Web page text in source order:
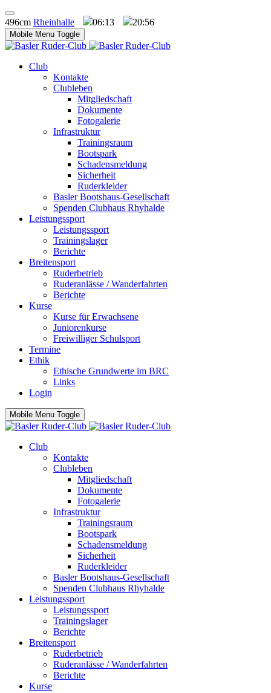
496cm Rheinhalle 06:13 20:56
Mobile Menu Toggle
Club
Kontakte
Clubleben
Mitgliedschaft
Dokumente
Fotogalerie
Infrastruktur
Trainingsraum
Bootspark
Schadensmeldung
Sicherheit
Ruderkleider
Basler Bootshaus-Gesellschaft
Spenden Clubhaus Rhyhalde
Leistungssport
Leistungssport
Trainingslager
Berichte
Breitensport
Ruderbetrieb
Ruderanlässe / Wanderfahrten
Berichte
Kurse
Kurse für Erwachsene
Juniorenkurse
Freiwilliger Schulsport
Termine
Ethik
Ethische Grundwerte im BRC
Links
Login
Mobile Menu Toggle
Club
Kontakte
Clubleben
Mitgliedschaft
Dokumente
Fotogalerie
Infrastruktur
Trainingsraum
Bootspark
Schadensmeldung
Sicherheit
Ruderkleider
Basler Bootshaus-Gesellschaft
Spenden Clubhaus Rhyhalde
Leistungssport
Leistungssport
Trainingslager
Berichte
Breitensport
Ruderbetrieb
Ruderanlässe / Wanderfahrten
Berichte
Kurse